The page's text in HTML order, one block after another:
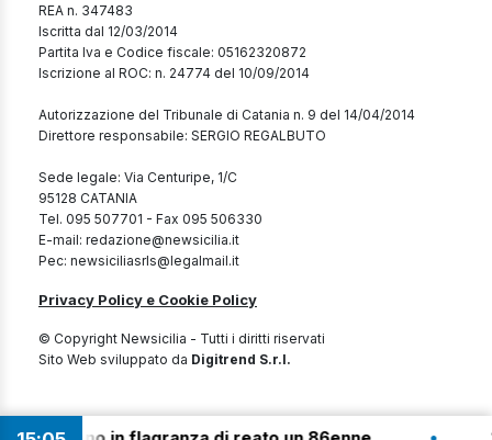
REA n. 347483
Iscritta dal 12/03/2014
Partita Iva e Codice fiscale: 05162320872
Iscrizione al ROC: n. 24774 del 10/09/2014
Autorizzazione del Tribunale di Catania n. 9 del 14/04/2014
Direttore responsabile: SERGIO REGALBUTO
Sede legale: Via Centuripe, 1/C
95128 CATANIA
Tel. 095 507701 - Fax 095 506330
E-mail: redazione@newsicilia.it
Pec: newsiciliasrls@legalmail.it
Privacy Policy e Cookie Policy
© Copyright Newsicilia - Tutti i diritti riservati
Sito Web sviluppato da Digitrend S.r.l.